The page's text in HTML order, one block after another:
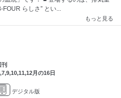
らしさ” とい...
もっと見る
月の16日
デジタル版